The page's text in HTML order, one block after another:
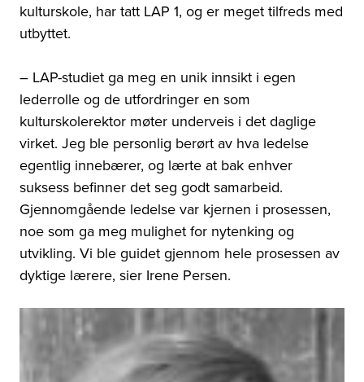
kulturskole, har tatt LAP 1, og er meget tilfreds med
utbyttet.
– LAP-studiet ga meg en unik innsikt i egen
lederrolle og de utfordringer en som
kulturskolerektor møter underveis i det daglige
virket. Jeg ble personlig berørt av hva ledelse
egentlig innebærer, og lærte at bak enhver
suksess befinner det seg godt samarbeid.
Gjennomgående ledelse var kjernen i prosessen,
noe som ga meg mulighet for nytenking og
utvikling. Vi ble guidet gjennom hele prosessen av
dyktige lærere, sier Irene Persen.